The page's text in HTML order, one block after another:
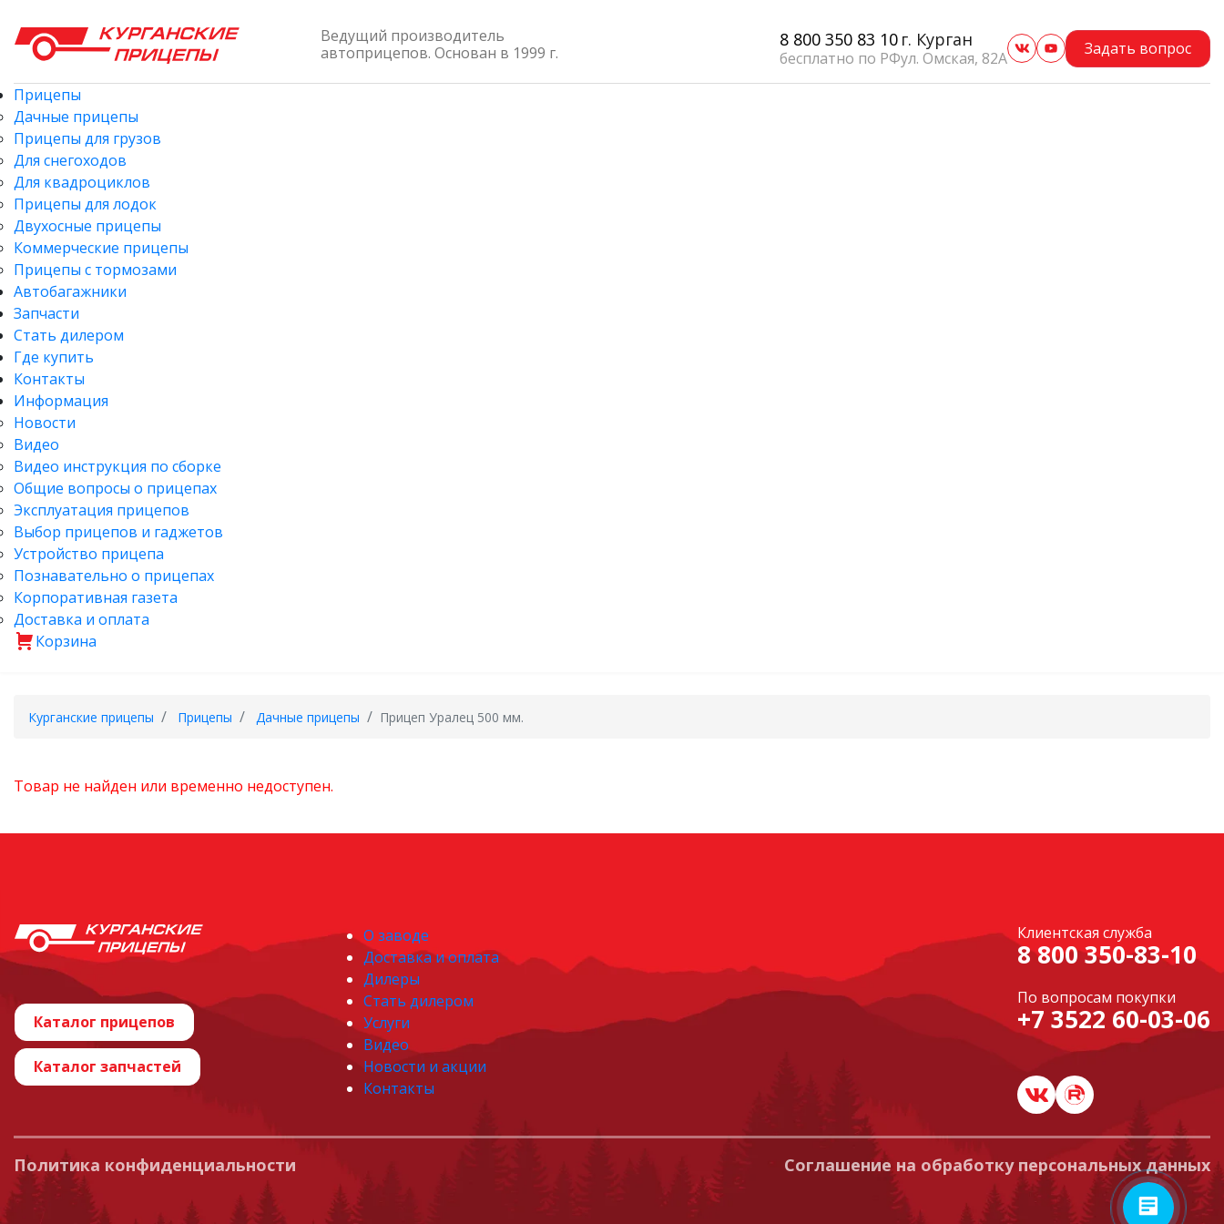
Ведущий производитель
автоприцепов. Основан в 1999 г.
8 800 350 83 10
бесплатно по РФ
г. Курган
ул. Омская, 82А
Задать вопрос
Прицепы
Дачные прицепы
Прицепы для грузов
Для снегоходов
Для квадроциклов
Прицепы для лодок
Двухосные прицепы
Коммерческие прицепы
Прицепы с тормозами
Автобагажники
Запчасти
Стать дилером
Где купить
Контакты
Информация
Новости
Видео
Видео инструкция по сборке
Общие вопросы о прицепах
Эксплуатация прицепов
Выбор прицепов и гаджетов
Устройство прицепа
Познавательно о прицепах
Корпоративная газета
Доставка и оплата
Корзина
Курганские прицепы Прицепы Дачные прицепы Прицеп Уралец 500 мм.
Товар не найден или временно недоступен.
Каталог прицепов
Каталог запчастей
О заводе
Доставка и оплата
Дилеры
Стать дилером
Услуги
Видео
Новости и акции
Контакты
Клиентская служба
8 800 350-83-10
По вопросам покупки
+7 3522 60-03-06
Политика конфиденциальности Соглашение на обработку персональных данных